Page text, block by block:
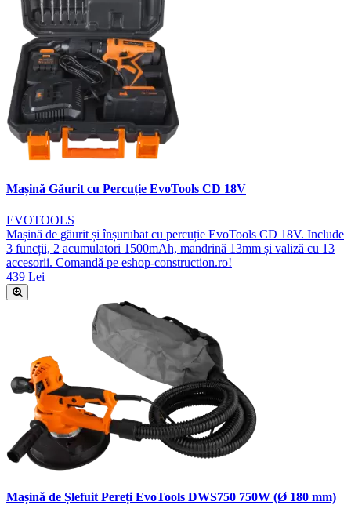
Mașină Găurit cu Percuție EvoTools CD 18V
EVOTOOLS
Mașină de găurit și înșurubat cu percuție EvoTools CD 18V. Include
3 funcții, 2 acumulatori 1500mAh, mandrină 13mm și valiză cu 13
accesorii. Comandă pe eshop-construction.ro!
439 Lei
Mașină de Șlefuit Pereți EvoTools DWS750 750W (Ø 180 mm)